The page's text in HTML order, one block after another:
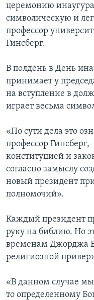
церемонию
символическую и
профессор
Гинсберг.
В полдень в День
принимает у
на вступление в
играет весьма
«По сути дела это
профессор Гинсберг,
конституцией и
согласно замыслу
новый президент
полномочий».
Каждый президент
руку на библию. Но
временам Джорджа
религиозной
«В данном случае
то определенному